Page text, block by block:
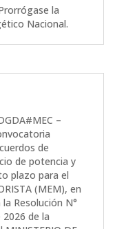
la
Nacional.
–
de
de potencia y
plazo para el
(MEM), en
Resolución N°
de la